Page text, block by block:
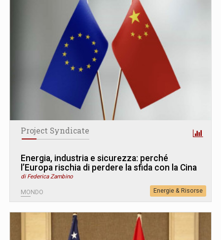
Project Syndicate
Energia, industria e sicurezza: perché
l’Europa rischia di perdere la sfida con la Cina
di Federica Zambino
MONDO Energie & Risorse